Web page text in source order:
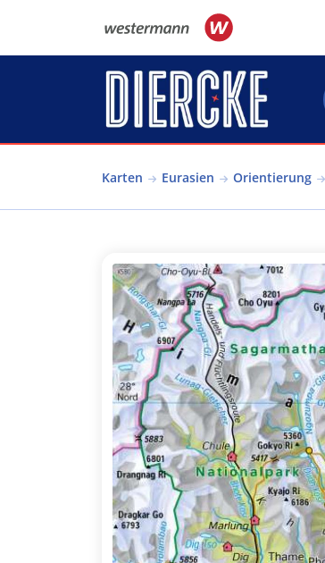
Karten Eurasien Orientierung